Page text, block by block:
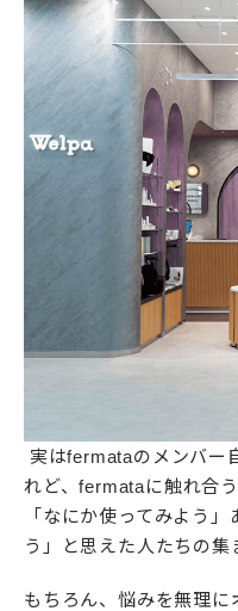
実はfermataのメンバー
れど、fermataに触れ合
「なにか使ってみよう
う」と思えた人たちの集
もちろん、悩みを無理に